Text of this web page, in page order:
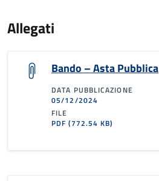
Allegati
Bando – Asta Pubblica
DATA PUBBLICAZIONE
05/12/2024
FILE
PDF(772.54 KB)